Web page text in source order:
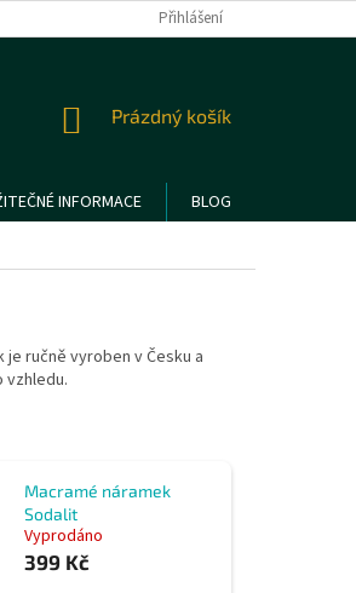
REKLAMACE A VRÁCENÍ ZBOŽÍ
Přihlášení
NÁKUPNÍ
Prázdný košík
INFORMACE
BLOG
ručně vyroben v Česku a
vzhledu.
Macramé náramek
Sodalit
Vyprodáno
399 Kč